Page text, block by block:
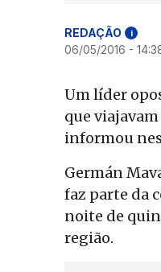
REDAÇÃO i
06/05/2016 -
Um líder
que
informou
Germán
faz parte da
noite de
região.